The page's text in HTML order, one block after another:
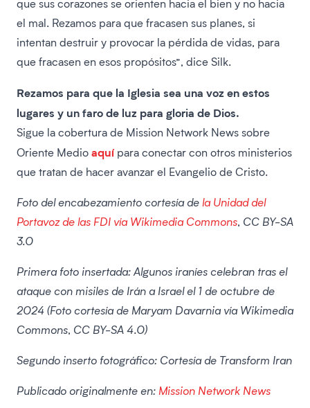
que sus corazones se orienten hacia el bien y no hacia
el mal. Rezamos para que fracasen sus planes, si
intentan destruir y provocar la pérdida de vidas, para
que fracasen en esos propósitos”, dice Silk.
Rezamos para que la Iglesia sea una voz en estos
lugares y un faro de luz para gloria de Dios.
Sigue la cobertura de Mission Network News sobre
Oriente Medioaquípara conectar con otros ministerios
que tratan de hacer avanzar el Evangelio de Cristo.
Foto del encabezamiento cortesía dela Unidad del
Portavoz de las FDI vía Wikimedia Commons, CC BY-SA
3.0
Primera foto insertada: Algunos iraníes celebran tras el
ataque con misiles de Irán a Israel el 1 de octubre de
2024 (Foto cortesía de Maryam Davarnia vía Wikimedia
Commons, CC BY-SA 4.0)
Segundo inserto fotográfico: Cortesía de Transform Iran
Publicado originalmente en: Mission Network News